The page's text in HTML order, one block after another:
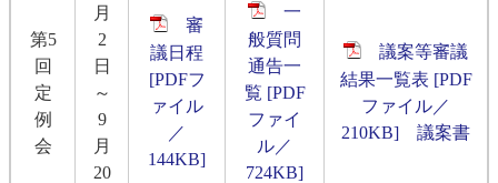
第5
回
定
例
会
月
2
日
～
9
月
20
審
議日程
[PDFフ
ァイル
／
144KB]
一
般質問
通告一
覧 [PDF
ファイ
ル／
724KB]
議案等審議
結果一覧表 [PDF
ファイル／
210KB]
議案書